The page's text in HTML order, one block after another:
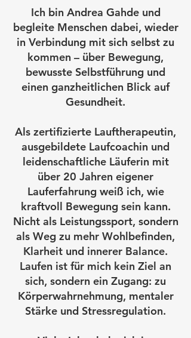
Ich bin Andrea Gahde und
begleite Menschen dabei, wieder
in Verbindung mit sich selbst zu
kommen – über Bewegung,
bewusste Selbstführung und
einen ganzheitlichen Blick auf
Gesundheit.
Als zertifizierte Lauftherapeutin,
ausgebildete Laufcoachin und
leidenschaftliche Läuferin mit
über 20 Jahren eigener
Lauferfahrung weiß ich, wie
kraftvoll Bewegung sein kann.
Nicht als Leistungssport, sondern
als Weg zu mehr Wohlbefinden,
Klarheit und innerer Balance.
Laufen ist für mich kein Ziel an
sich, sondern ein Zugang: zu
Körperwahrnehmung, mentaler
Stärke und Stressregulation.